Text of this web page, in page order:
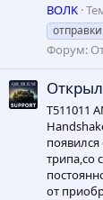
ВОЛK
отправки
Форум:
T511011
трипа,со
от